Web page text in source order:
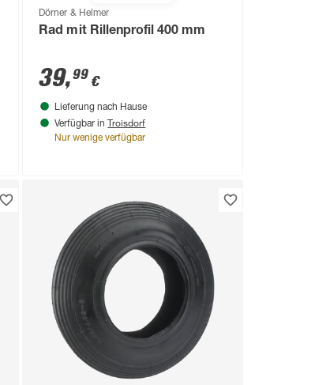
Dörner & Helmer
Rad mit Rillenprofil 400 mm
39,99 €
Lieferung nach Hause
Verfügbar in Troisdorf
Nur wenige verfügbar